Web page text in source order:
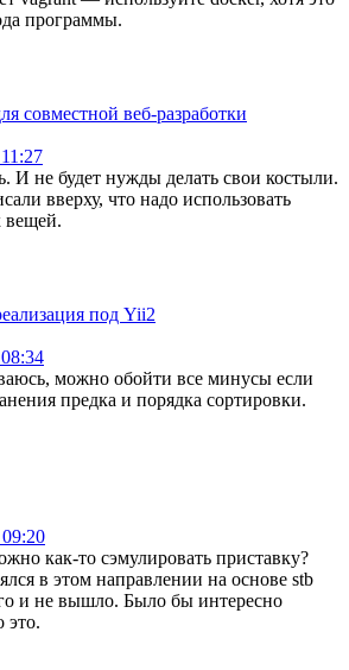
программы.
совместной веб-разработки
И не будет нужды делать свои костыли.
вверху, что надо использовать
вещей.
под Yii2
можно обойти все минусы если
предка и порядка сортировки.
как-то сэмулировать приставку?
в этом направлении на основе stb
и не вышло. Было бы интересно
это.